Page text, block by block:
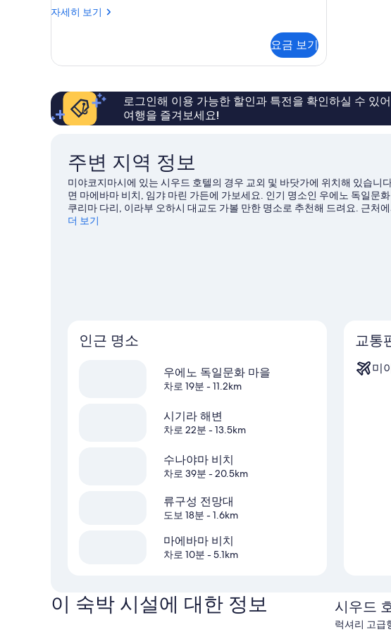
기
라,
연,
영
장
이
(House,
100)
자세히 보기
프
셜
금
연,
수
(House,
요금 보기
로그인해 이용 가능한 할인과 특전을 확인하실 수 있
여행을 즐겨보세요!
주변 지역 정보
미야코지마시에 있는 시우드 호텔의 경우 교외 및 바닷가에 위치해 있습니
면 마에바마 비치, 임갸 마린 가든에 가보세요. 인기 명소인 우에노 독일문
쿠리마 다리, 이라부 오하시 대교도 가볼 만한 명소로 추천해 드려요. 근처
바이킹 같은 야외 활동을 즐기는 시간도 가져보세요.
더 보기
인근 명소
우에노 독일문화 마을
차로 19분 - 11.2km
시기라 해변
차로 22분 - 13.5km
수나야마 비치
차로 39분 - 20.5km
류구성 전망대
도보 18분 - 1.6km
마에바마 비치
차로 10분 - 5.1km
교통
미
이 숙박 시설에 대한 정보 시우드
럭셔리 고급